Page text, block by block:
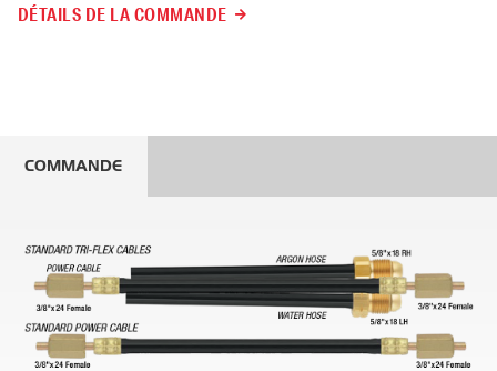
DÉTAILS DE LA COMMANDE
COMMANDE